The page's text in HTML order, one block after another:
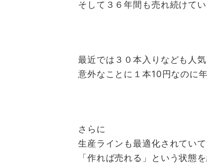
そして３６年間も売れ続けてい
最近では３０本入りなども人
意外なことに１本10円なのに
さらに
生産ラインも最適化されていて
「作れば売れる」という状態